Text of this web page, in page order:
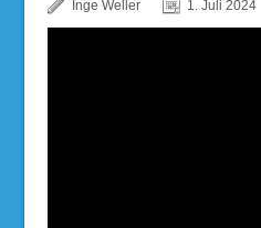
Inge Weller 1. Juli 2024